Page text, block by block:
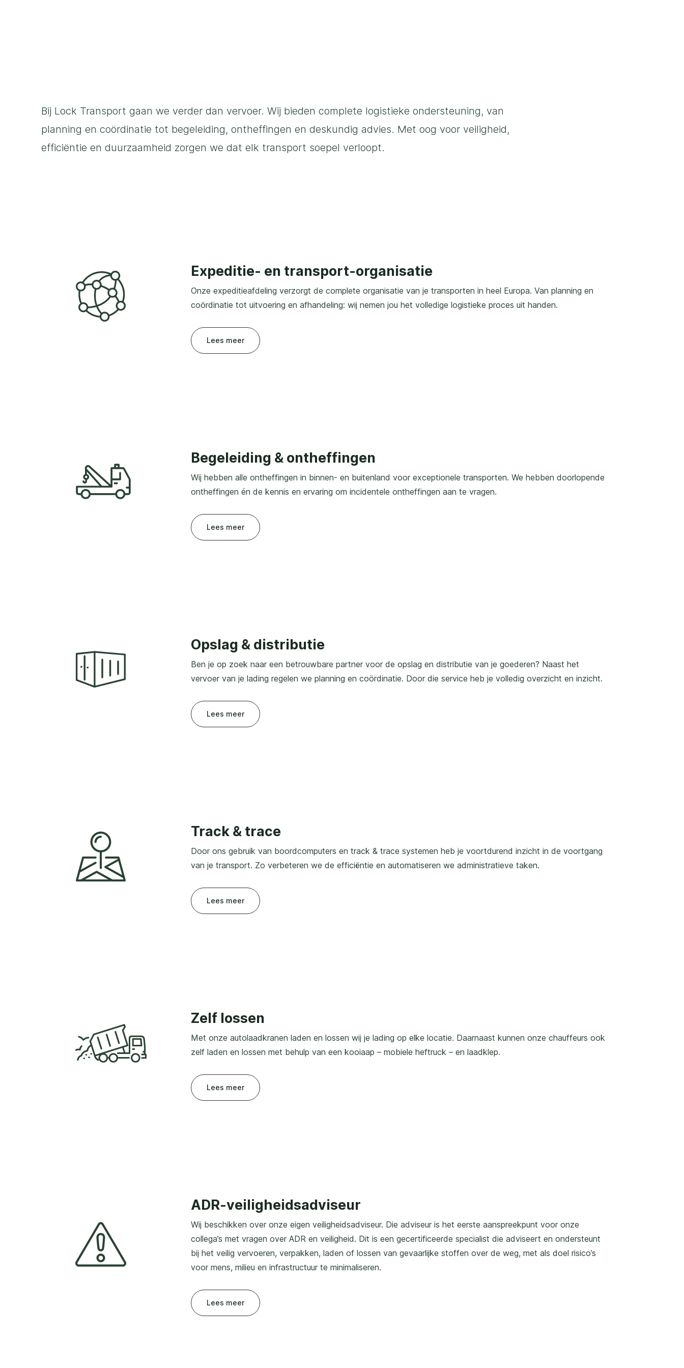
Bij Lock Transport gaan we verder dan vervoer. Wij bieden complete logistieke ondersteuning, van
planning en coördinatie tot begeleiding, ontheffingen en deskundig advies. Met oog voor veiligheid,
efficiëntie en duurzaamheid zorgen we dat elk transport soepel verloopt.
Expeditie- en transport­-organisatie
Onze expeditieafdeling verzorgt de complete organisatie van je transporten in heel Europa. Van planning en
coördinatie tot uitvoering en afhandeling: wij nemen jou het volledige logistieke proces uit handen.
Lees meer
Begeleiding & ontheffingen
Wij hebben alle ontheffingen in binnen- en buitenland voor exceptionele transporten. We hebben doorlopende
ontheffingen én de kennis en ervaring om incidentele ontheffingen aan te vragen.
Lees meer
Opslag & distributie
Ben je op zoek naar een betrouwbare partner voor de opslag en distributie van je goederen? Naast het
vervoer van je lading regelen we planning en coördinatie. Door die service heb je volledig overzicht en inzicht.
Lees meer
Track & trace
Door ons gebruik van boordcomputers en track & trace systemen heb je voortdurend inzicht in de voortgang
van je transport. Zo verbeteren we de efficiëntie en automatiseren we administratieve taken.
Lees meer
Zelf lossen
Met onze autolaadkranen laden en lossen wij je lading op elke locatie. Daarnaast kunnen onze chauffeurs ook
zelf laden en lossen met behulp van een kooiaap – mobiele heftruck – en laadklep.
Lees meer
ADR-veiligheids­adviseur
Wij beschikken over onze eigen veiligheidsadviseur. Die adviseur is het eerste aanspreekpunt voor onze
collega’s met vragen over ADR en veiligheid. Dit is een gecertificeerde specialist die adviseert en ondersteunt
bij het veilig vervoeren, verpakken, laden of lossen van gevaarlijke stoffen over de weg, met als doel risico’s
voor mens, milieu en infrastructuur te minimaliseren.
Lees meer